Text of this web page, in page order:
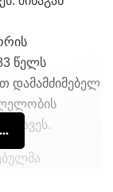
წელს
დამამძიმებელ